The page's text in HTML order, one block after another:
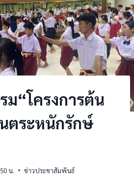
ม“โครงการต้น
ตระหนักรักษ์
น. ข่าวประชาสัมพันธ์